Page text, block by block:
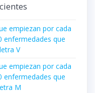
empiezan por cada
enfermedades que
V
empiezan por cada
enfermedades que
M